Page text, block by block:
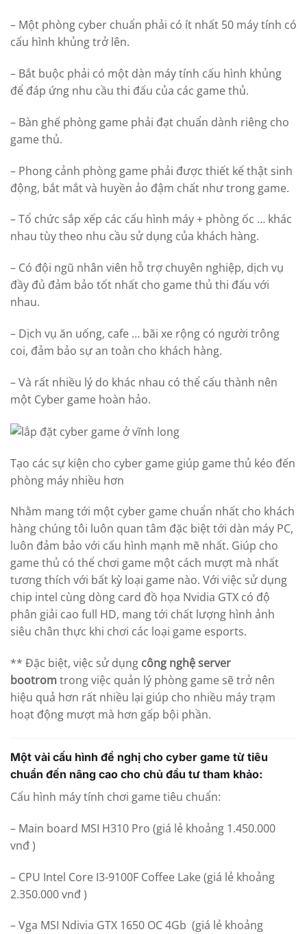
– Một phòng cyber chuẩn phải có ít nhất 50 máy tính có
cấu hình khủng trở lên.
– Bắt buộc phải có một dàn máy tính cấu hình khủng
để đáp ứng nhu cầu thi đấu của các game thủ.
– Bàn ghế phòng game phải đạt chuẩn dành riêng cho
game thủ.
– Phong cảnh phòng game phải được thiết kế thật sinh
động, bắt mắt và huyền ảo đậm chất như trong game.
– Tổ chức sắp xếp các cấu hình máy + phòng ốc … khác
nhau tùy theo nhu cầu sử dụng của khách hàng.
– Có đội ngũ nhân viên hỗ trợ chuyên nghiệp, dịch vụ
đầy đủ đảm bảo tốt nhất cho game thủ thi đấu với
nhau.
– Dịch vụ ăn uống, cafe … bãi xe rộng có người trông
coi, đảm bảo sự an toàn cho khách hàng.
– Và rất nhiều lý do khác nhau có thể cấu thành nên
một Cyber game hoàn hảo.
Tạo các sự kiện cho cyber game giúp game thủ kéo đến
phòng máy nhiều hơn
Nhằm mang tới một cyber game chuẩn nhất cho khách
hàng chúng tôi luôn quan tâm đặc biệt tới dàn máy PC,
luôn đảm bảo với cấu hình mạnh mẽ nhất. Giúp cho
game thủ có thể chơi game một cách mượt mà nhất
tương thích với bất kỳ loại game nào. Với việc sử dụng
chip intel cùng dòng card đồ họa Nvidia GTX có độ
phân giải cao full HD, mang tới chất lượng hình ảnh
siêu chân thực khi chơi các loại game esports.
** Đặc biệt, việc sử dụng công nghệ server
bootromtrong việc quản lý phòng game sẽ trở nên
hiệu quả hơn rất nhiều lại giúp cho nhiều máy trạm
hoạt động mượt mà hơn gấp bội phần.
Một vài cấu hình đề nghị cho cyber game từ tiêu
chuẩn đến nâng cao cho chủ đầu tư tham khảo:
Cấu hình máy tính chơi game tiêu chuẩn:
– Main board MSI H310 Pro (giá lẻ khoảng 1.450.000
vnđ )
– CPU Intel Core I3-9100F Coffee Lake (giá lẻ khoảng
2.350.000 vnđ )
– Vga MSI Ndivia GTX 1650 OC 4Gb (giá lẻ khoảng